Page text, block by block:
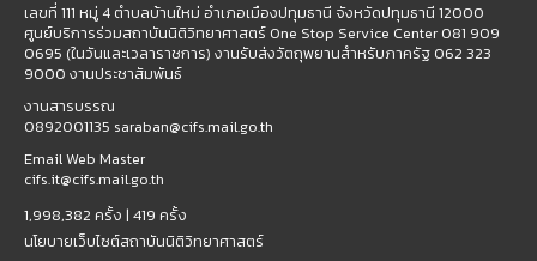
เลขที่ 111 หมู่ 4 ตำบลบ้านใหม่ อำเภอเมืองปทุมธานี จังหวัดปทุมธานี 12000
ศูนย์บริการร่วมสถาบันนิติวิทยาศาสตร์ One Stop Service Center 081 909
0695 (ในวันและเวลาราชการ) งานรับส่งวัตถุพยานสำหรับภาครัฐ 062 323
9000 งานประชาสัมพันธ์
งานสารบรรณ
0892001135 saraban@cifs.mail.go.th
Email Web Master
cifs.it@cifs.mail.go.th
1,998,382 ครั้ง | 419 ครั้ง
นโยบายเว็บไซต์สถาบันนิติวิทยาศาสตร์